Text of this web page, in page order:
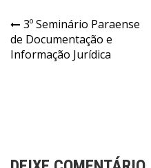
Navegação
de
3º Seminário Paraense
de Documentação e
Informação Jurídica